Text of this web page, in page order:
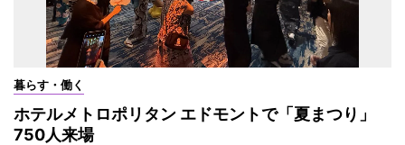
暮らす・働く
ホテルメトロポリタン エドモントで「夏まつり」
750人来場